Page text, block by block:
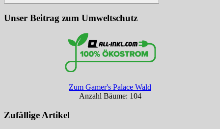
Suchen
Unser Beitrag zum Umweltschutz
Zum Gamer's Palace Wald
Anzahl Bäume: 104
Zufällige Artikel